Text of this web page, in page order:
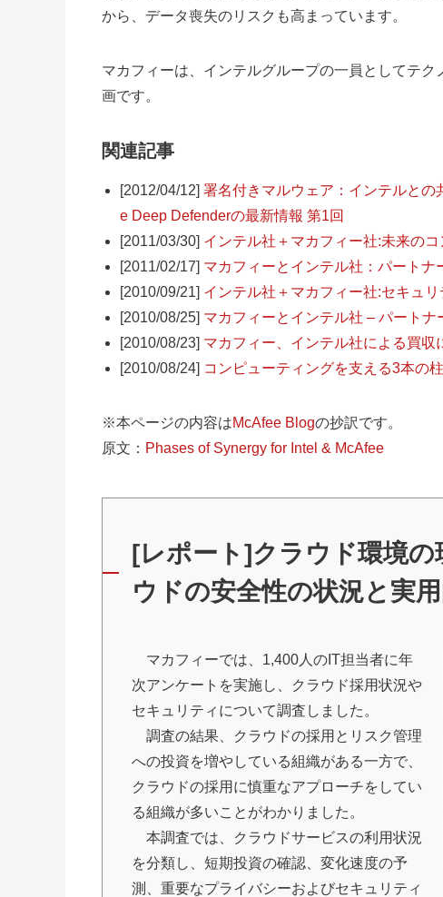
から、データ喪失のリスクも高まっています。
マカフィーは、インテルグループの一員としてテ
画です。
関連記事
[2012/04/12] 署名付きマルウェア：インテルと
e Deep Defenderの最新情報 第1回
[2011/03/30] インテル社＋マカフィー社:未来の
[2011/02/17] マカフィーとインテル社：パートナ
[2010/09/21] インテル社＋マカフィー社:セキュ
[2010/08/25] マカフィーとインテル社 – パートナ
[2010/08/23] マカフィー、インテル社による買収
[2010/08/24] コンピューティングを支える3本の柱
※本ページの内容はMcAfee Blogの抄訳です。
原文： Phases of Synergy for Intel & McAfee
[レポート]クラウド環境
ウドの安全性の状況と実
マカフィーでは、1,400人のIT担当者に年
次アンケートを実施し、クラウド採用状況や
セキュリティについて調査しました。
調査の結果、クラウドの採用とリスク管理
への投資を増やしている組織がある一方で、
クラウドの採用に慎重なアプローチをしてい
る組織が多いことがわかりました。
本調査では、クラウドサービスの利用状況
を分類し、短期投資の確認、変化速度の予
測、重要なプライバシーおよびセキュリティ